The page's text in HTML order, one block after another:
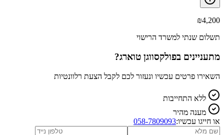
₪4,200
תשלום שנתי למשרד הרישוי
מתעניינים בפולקסווגן טוארג?
השאירו פרטים עכשיו ונעזור לכם לקבל הצעת רלוונטיות
ללא התחייבות
מענה מהיר
או חייגו עכשיו:058-7809093